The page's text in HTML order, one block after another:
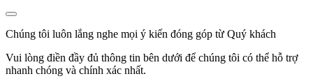
Chúng tôi luôn lắng nghe mọi ý kiến đóng góp từ Quý khách
Vui lòng điền đầy đủ thông tin bên dưới để chúng tôi có thể hỗ trợ
nhanh chóng và chính xác nhất.